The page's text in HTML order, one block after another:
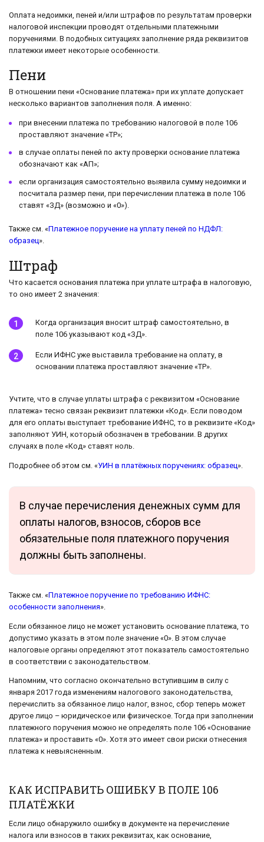
Оплата недоимки, пеней и/или штрафов по результатам проверки
налоговой инспекции проводят отдельными платежными
поручениями. В подобных ситуациях заполнение ряда реквизитов
платежки имеет некоторые особенности.
Пени
В отношении пени «Основание платежа» при их уплате допускает
несколько вариантов заполнения поля. А именно:
при внесении платежа по требованию налоговой в поле 106
проставляют значение «ТР»;
в случае оплаты пеней по акту проверки основание платежа
обозначают как «АП»;
если организация самостоятельно выявила сумму недоимки и
посчитала размер пени, при перечислении платежа в поле 106
ставят «ЗД» (возможно и «0»).
Также см. «Платежное поручение на уплату пеней по НДФЛ:
образец».
Штраф
Что касается основания платежа при уплате штрафа в налоговую,
то оно имеет 2 значения:
Когда организация вносит штраф самостоятельно, в
поле 106 указывают код «ЗД».
Если ИФНС уже выставила требование на оплату, в
основании платежа проставляют значение «ТР».
Учтите, что в случае уплаты штрафа с реквизитом «Основание
платежа» тесно связан реквизит платежки «Код». Если поводом
для его оплаты выступает требование ИФНС, то в реквизите «Код»
заполняют УИН, который обозначен в требовании. В других
случаях в поле «Код» ставят ноль.
Подробнее об этом см. «УИН в платёжных поручениях: образец».
В случае перечисления денежных сумм для
оплаты налогов, взносов, сборов все
обязательные поля платежного поручения
должны быть заполнены.
Также см. «Платежное поручение по требованию ИФНС:
особенности заполнения».
Если обязанное лицо не может установить основание платежа, то
допустимо указать в этом поле значение «0». В этом случае
налоговые органы определяют этот показатель самостоятельно
в соответствии с законодательством.
Напомним, что согласно окончательно вступившим в силу с
января 2017 года изменениям налогового законодательства,
перечислить за обязанное лицо налог, взнос, сбор теперь может
другое лицо – юридическое или физическое. Тогда при заполнении
платежного поручения можно не определять поле 106 «Основание
платежа» и проставить «0». Хотя это имеет свои риски отнесения
платежа к невыясненным.
КАК ИСПРАВИТЬ ОШИБКУ В ПОЛЕ 106
ПЛАТЁЖКИ
Если лицо обнаружило ошибку в документе на перечисление
налога или взносов в таких реквизитах, как основание,